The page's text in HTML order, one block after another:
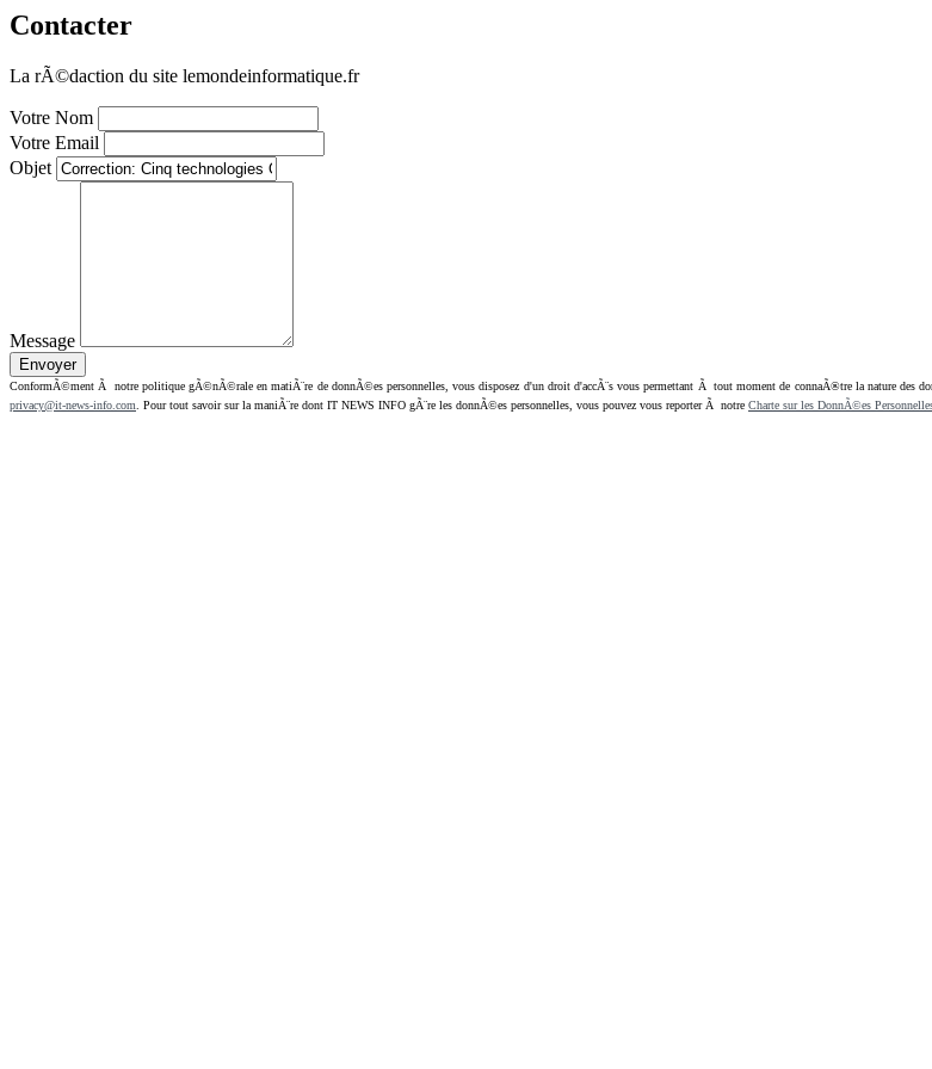
Contacter
La rÃ©daction du site lemondeinformatique.fr
Votre Nom
Votre Email
Objet
Message
ConformÃ©ment Ã notre politique gÃ©nÃ©rale en matiÃ¨re de donnÃ©es personnelles, vous disposez d'un droit d'accÃ¨s vous permettant Ã tout moment de connaÃ®tre la nature des
privacy@it-news-info.com . Pour tout savoir sur la maniÃ¨re dont IT NEWS INFO gÃ¨re les donnÃ©es personnelles, vous pouvez vous reporter Ã notre Charte sur les DonnÃ©es